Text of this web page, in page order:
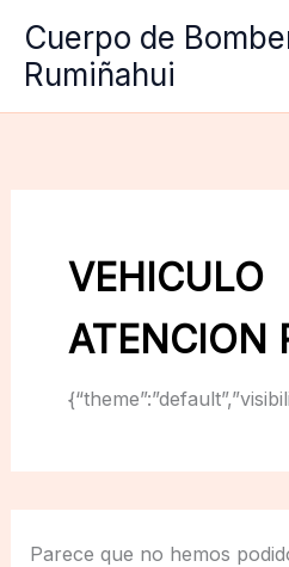
contenido
Cuerpo de
Rumiñahui
VEHICULO
ATENCION
Parece que no hemos